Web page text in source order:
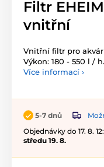
Filtr
vnitřní
Vnitřní filtr pro
Výkon: 180 - 550 l / h.
Více informací ›
5-7 dnů
Objednávky do 17. 8.
středu 19. 8.